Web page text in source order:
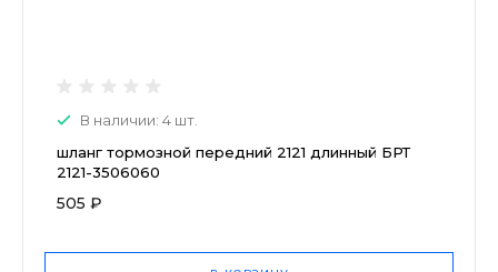
В наличии: 4 шт.
шланг тормозной передний 2121 длинный БРТ
2121-3506060
505 ₽